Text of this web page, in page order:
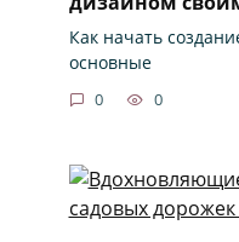
Как начать
основные
0 0